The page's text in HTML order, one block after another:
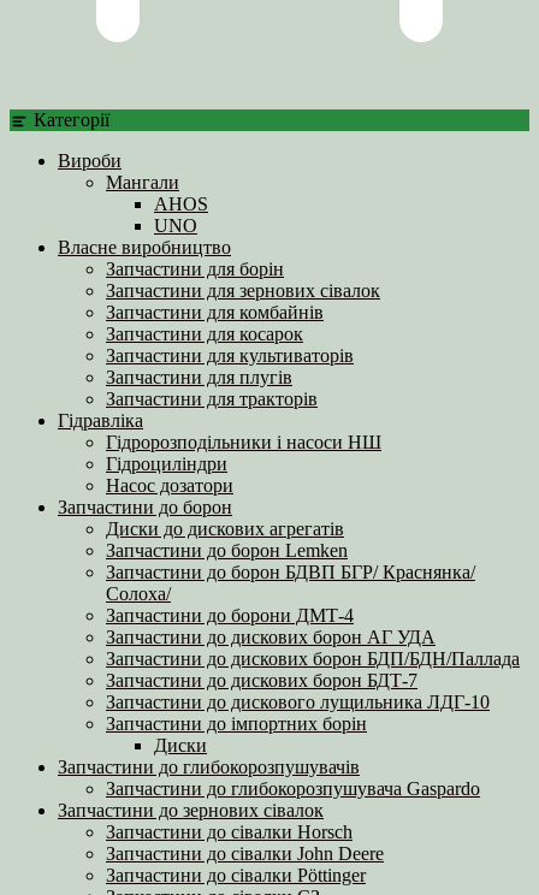
Категорії
Вироби
Мангали
AHOS
UNO
Власне виробництво
Запчастини для борін
Запчастини для зернових сівалок
Запчастини для комбайнів
Запчастини для косарок
Запчастини для культиваторів
Запчастини для плугів
Запчастини для тракторів
Гідравліка
Гідророзподільники і насоси НШ
Гідроциліндри
Насос дозатори
Запчастини до борон
Диски до дискових агрегатів
Запчастини до борон Lemken
Запчастини до борон БДВП БГР/ Краснянка/
Солоха/
Запчастини до борони ДМТ-4
Запчастини до дискових борон АГ УДА
Запчастини до дискових борон БДП/БДН/Паллада
Запчастини до дискових борон БДТ-7
Запчастини до дискового лущильника ЛДГ-10
Запчастини до імпортних борін
Диски
Запчастини до глибокорозпушувачів
Запчастини до глибокорозпушувача Gaspardo
Запчастини до зернових сівалок
Запчастини до сівалки Horsch
Запчастини до сівалки John Deere
Запчастини до сівалки Pöttinger